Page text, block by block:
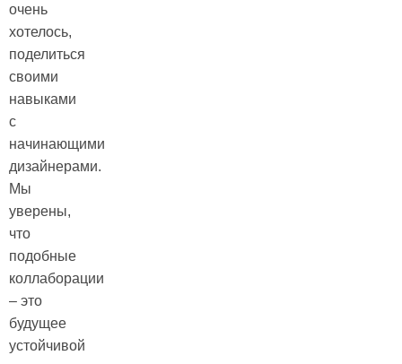
очень
хотелось,
поделиться
своими
навыками
с
начинающими
дизайнерами.
Мы
уверены,
что
подобные
коллаборации
– это
будущее
устойчивой